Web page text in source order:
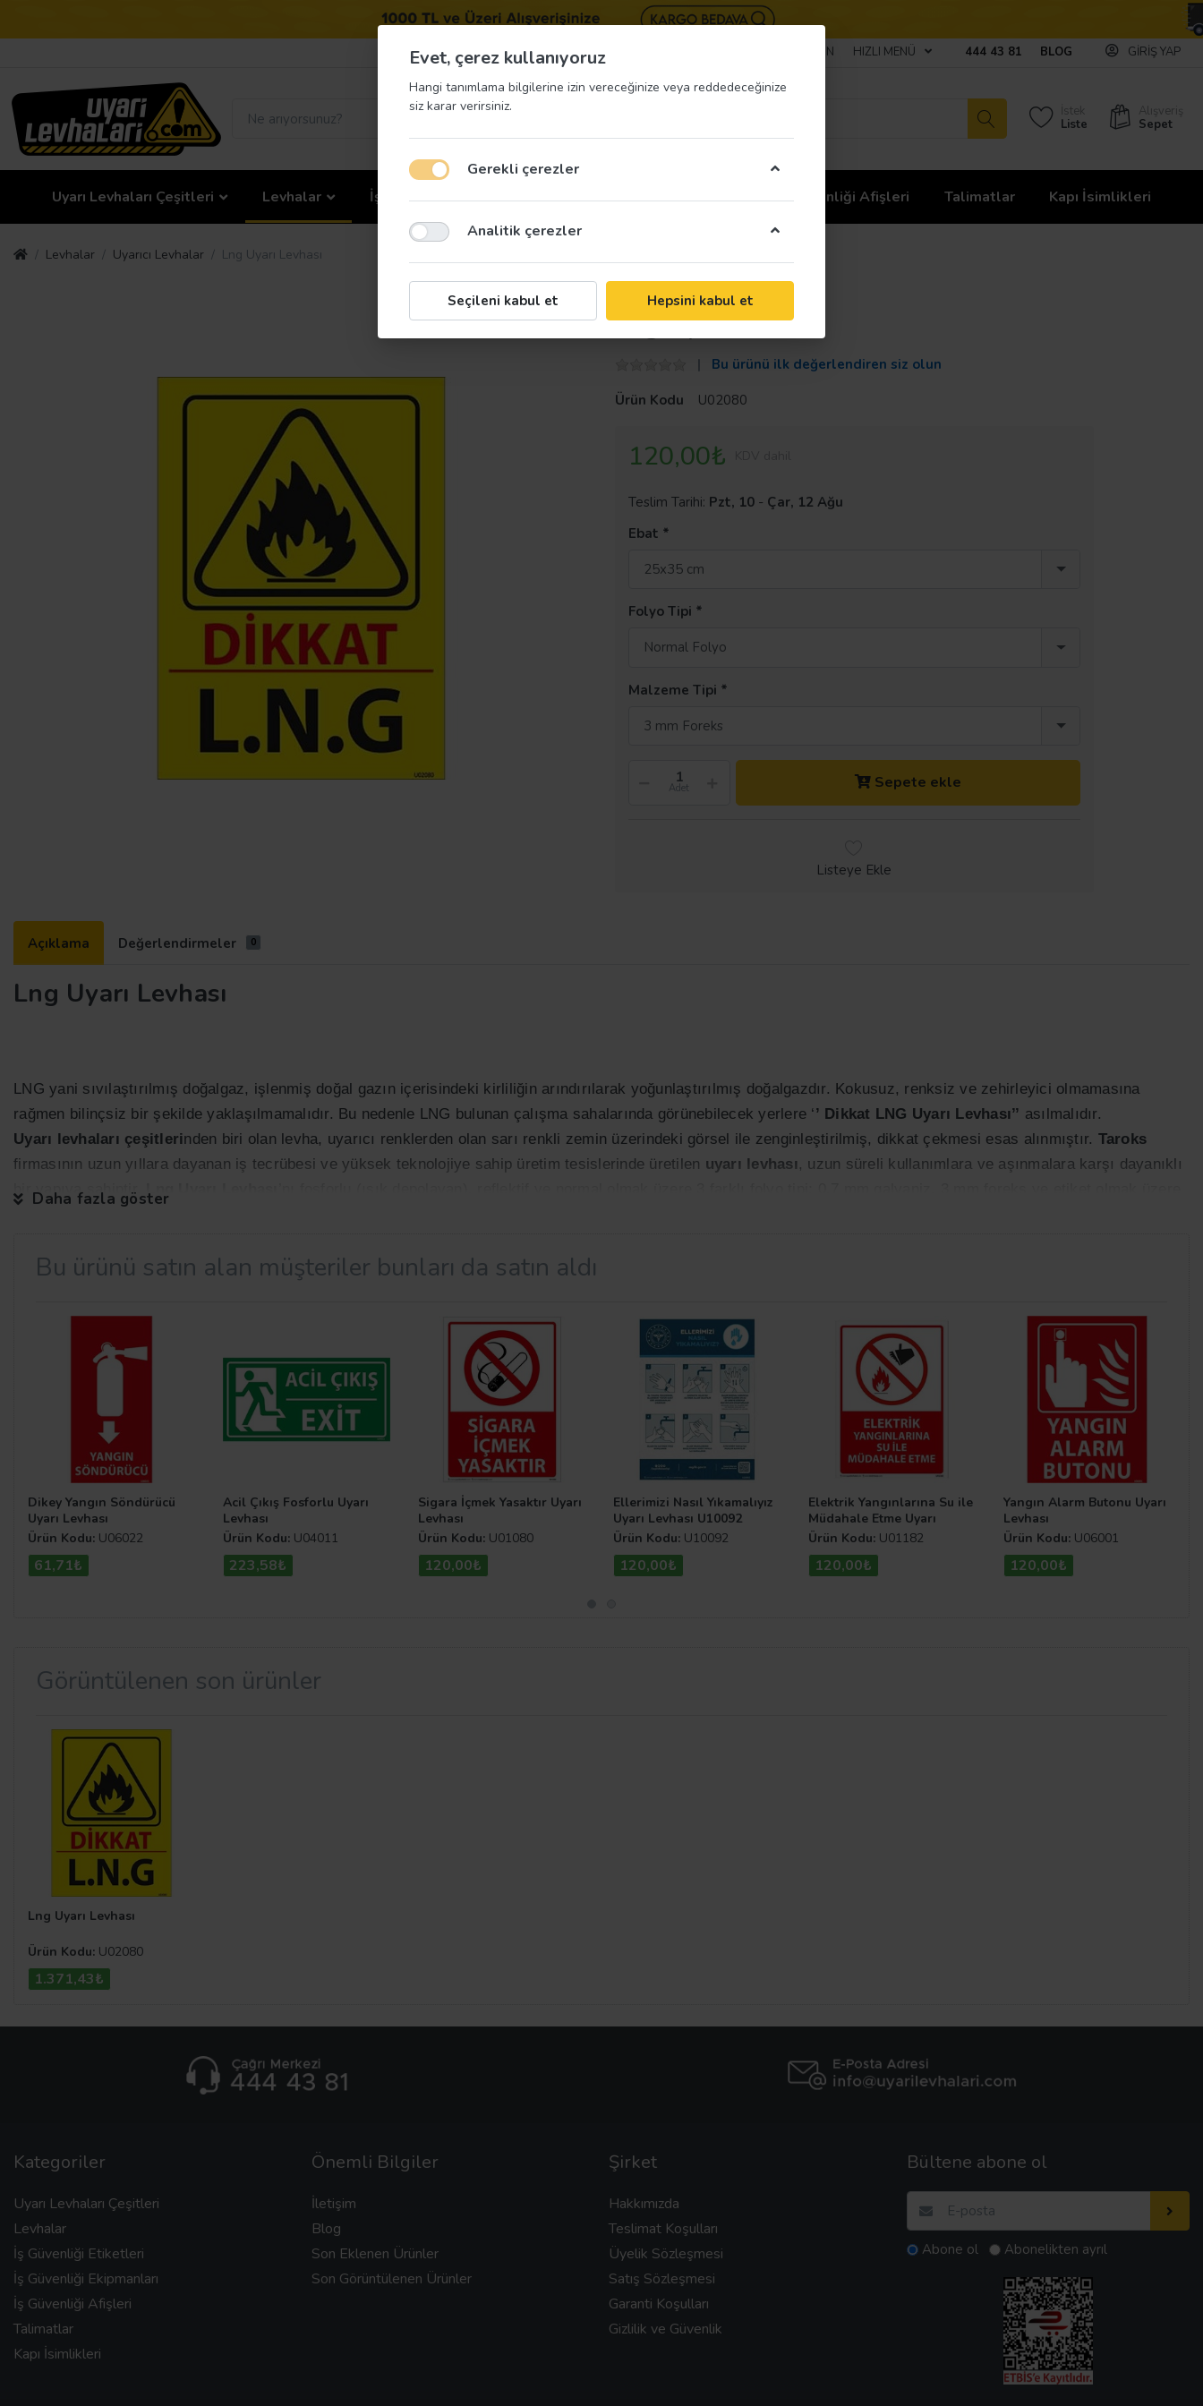
BIZE ULAŞIN HIZLI MENÜ 444 43 81 BLOG GIRIŞ YAP
İstek
Liste
Alışveriş
Sepet
Uyarı Levhaları Çeşitleri Levhalar İş Güvenliği Etiketleri İş Güvenliği Ekipmanları İş Güvenliği Afişleri Talimatlar Kapı İsimlikleri
Levhalar Uyarıcı Levhalar Lng Uyarı Levhası
Taroks
Lng Uyarı Levhası
Bu ürünü ilk değerlendiren siz olun
Ürün Kodu
U02080
120,00₺
Teslim Tarihi: Pzt, 10 - Çar, 12 Ağu
Ebat
25x35 cm
Folyo Tipi
Normal Folyo
Malzeme Tipi
3 mm Foreks
Adet Sepete ekle
Listeye Ekle
Açıklama Değerlendirmeler 0
Lng Uyarı Levhası
LNG yani sıvılaştırılmış doğalgaz, işlenmiş doğal gazın içerisindeki kirliliğin arındırılarak yoğunlaştırılmış doğalgazdır. Kokusuz, renksiz ve zehirleyici olmamasına
rağmen bilinçsiz bir şekilde yaklaşılmamalıdır. Bu nedenle LNG bulunan çalışma sahalarında görünebilecek yerlere ‘’ Dikkat LNG Uyarı Levhası’’ asılmalıdır.
Uyarı levhaları çeşitlerinden biri olan levha, uyarıcı renklerden olan sarı renkli zemin üzerindeki görsel ile zenginleştirilmiş, dikkat çekmesi esas alınmıştır. Taroks
firmasının uzun yıllara dayanan iş tecrübesi ve yüksek teknolojiye sahip üretim tesislerinde üretilen uyarı levhası , uzun süreli kullanımlara ve aşınmalara karşı dayanıklı
bir yapıya sahiptir.
Lng Uyarı Levhası
Uyarıcı Levha Çeşitleri
İş yapılan alanlar veya toplu kullanılan alanların düzeni için bir takım kurallar uygulanması zorunludur. Bu şekilde bu alanların temizliği veya düzeni sağlanırken aynı
zamanda oluşabilecek tehlikelerinde önüne geçilmiş olur. Bu levhalar ile birlikte bu kuralların insanlar tarafından benimsenmesi sağlanır.
En kaliteli uyarı levhaları
uyarilevhalari.com sitemizdeki diğerlevha çeşitleri Uyarıcı Levhalarkategorisinden göz atabilirsiniz.
Daha fazla göster
Bu ürünü satın alan müşteriler bunları da satın aldı
Dikey Yangın Söndürücü
Uyarı Levhası
Ürün Kodu: U06022
61,71₺
Acil Çıkış Fosforlu Uyarı
Levhası
Ürün Kodu: U04011
223,58₺
Sigara İçmek Yasaktır Uyarı
Levhası
Ürün Kodu: U01080
120,00₺
Ellerimizi Nasıl Yıkamalıyız
Uyarı Levhası U10092
Ürün Kodu: U10092
120,00₺
Elektrik Yangınlarına Su ile
Müdahale Etme Uyarı
Levhası
Ürün Kodu: U01182
120,00₺
Yangın Alarm Butonu Uyarı
Levhası
Ürün Kodu: U06001
120,00₺
Görüntülenen son ürünler
Lng Uyarı Levhası
Ürün Kodu: U02080
1.371,43₺
Kategoriler
Uyarı Levhaları Çeşitleri
Levhalar
İş Güvenliği Etiketleri
İş Güvenliği Ekipmanları
İş Güvenliği Afişleri
Talimatlar
Kapı İsimlikleri
Önemli Bilgiler
İletişim
Blog
Son Eklenen Ürünler
Son Görüntülenen Ürünler
Şirket
Hakkımızda
Teslimat Koşulları
Üyelik Sözleşmesi
Satış Sözleşmesi
Garanti Koşulları
Gizlilik ve Güvenlik
Bültene abone ol
Abone ol Abonelikten ayrıl
Evet, çerez kullanıyoruz
Hangi tanımlama bilgilerine izin vereceğinize veya reddedeceğinize
siz karar verirsiniz.
Gerekli çerezler
Analitik çerezler
Seçileni kabul et Hepsini kabul et